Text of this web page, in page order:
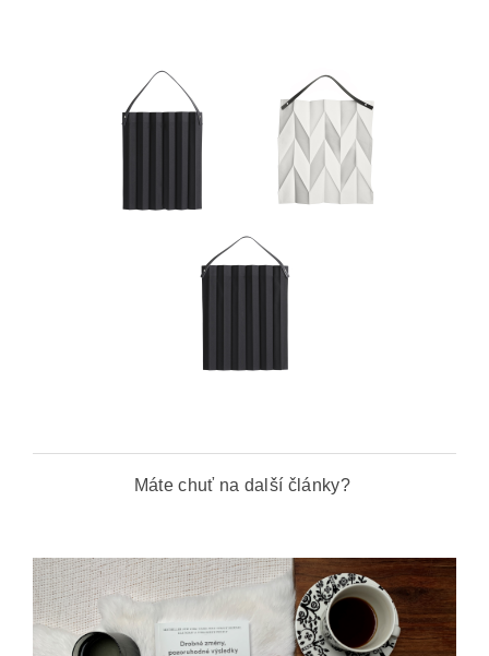
Máte chuť na další články?